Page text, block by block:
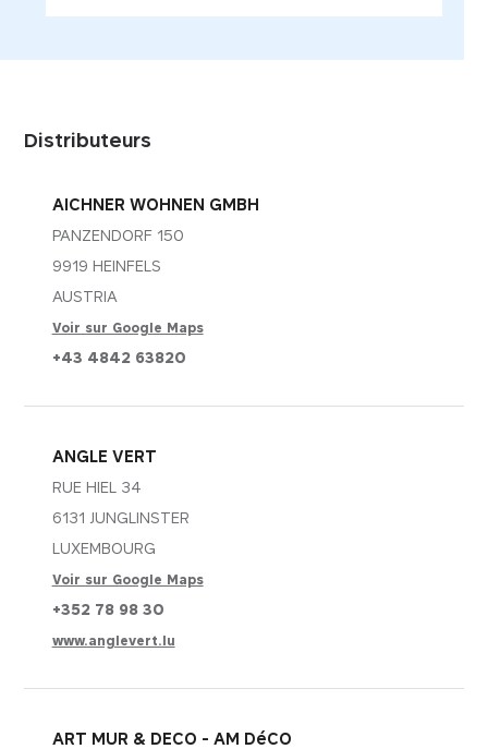
Distributeurs
AICHNER WOHNEN GMBH
PANZENDORF 150
9919 HEINFELS
AUSTRIA
Voir sur Google Maps
+43 4842 63820
ANGLE VERT
RUE HIEL 34
6131 JUNGLINSTER
LUXEMBOURG
Voir sur Google Maps
+352 78 98 30
www.anglevert.lu
ART MUR & DECO - AM DéCO